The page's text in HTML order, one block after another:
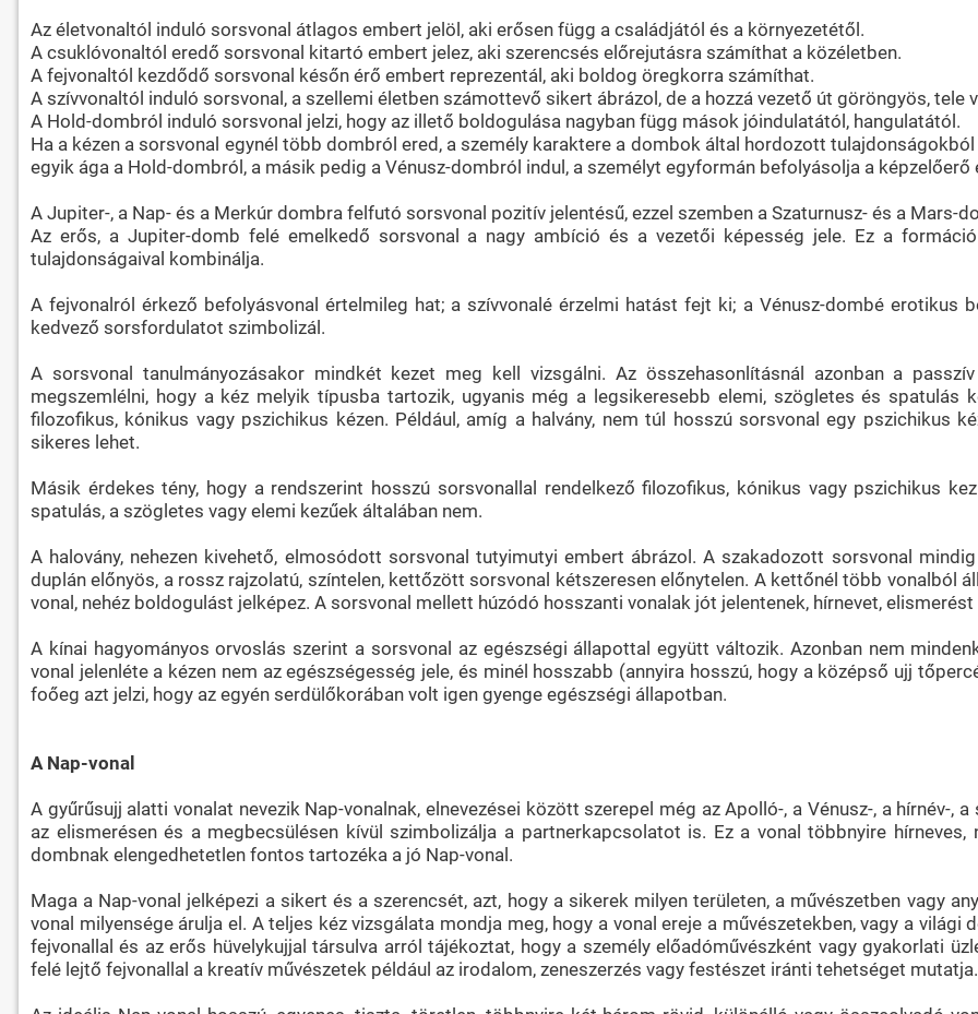
Az életvonaltól induló sorsvonal átlagos embert jelöl, aki erősen függ a családjától és a környezetétől.
A csuklóvonaltól eredő sorsvonal kitartó embert jelez, aki szerencsés előrejutásra számíthat a közéletben.
A fejvonaltól kezdődő sorsvonal későn érő embert reprezentál, aki boldog öregkorra számíthat.
A szívvonaltól induló sorsvonal, a szellemi életben számottevő sikert ábrázol, de a hozzá vezető út göröngyös, tele
A Hold-dombról induló sorsvonal jelzi, hogy az illető boldogulása nagyban függ mások jóindulatától, hangulatától.
Ha a kézen a sorsvonal egynél több dombról ered, a személy karaktere a dombok által hordozott
egyik ága a Hold-dombról, a másik pedig a Vénusz-dombról indul, a személyt egyformán befolyásolja a képzelőerő
A Jupiter-, a Nap- és a Merkúr dombra felfutó sorsvonal pozitív jelentésű, ezzel szemben a Szaturnusz- és a Mars-
Az erős, a Jupiter-domb felé emelkedő sorsvonal a nagy ambíció és a vezetői képesség jele. Ez a
tulajdonságaival kombinálja.
A fejvonalról érkező befolyásvonal értelmileg hat; a szívvonalé érzelmi hatást fejt ki; a Vénusz-dombé erotikus
kedvező sorsfordulatot szimbolizál.
A sorsvonal tanulmányozásakor mindkét kezet meg kell vizsgálni. Az összehasonlításnál azonban a
megszemlélni, hogy a kéz melyik típusba tartozik, ugyanis még a legsikeresebb elemi, szögletes és
filozofikus, kónikus vagy pszichikus kézen. Például, amíg a halvány, nem túl hosszú sorsvonal egy pszichikus
sikeres lehet.
Másik érdekes tény, hogy a rendszerint hosszú sorsvonallal rendelkező filozofikus, kónikus vagy pszichikus
spatulás, a szögletes vagy elemi kezűek általában nem.
A halovány, nehezen kivehető, elmosódott sorsvonal tutyimutyi embert ábrázol. A szakadozott sorsvonal
duplán előnyös, a rossz rajzolatú, színtelen, kettőzött sorsvonal kétszeresen előnytelen. A kettőnél több vonalból
vonal, nehéz boldogulást jelképez. A sorsvonal mellett húzódó hosszanti vonalak jót jelentenek, hírnevet,
A kínai hagyományos orvoslás szerint a sorsvonal az egészségi állapottal együtt változik. Azonban nem
vonal jelenléte a kézen nem az egészségesség jele, és minél hosszabb (annyira hosszú, hogy a középső ujj
foőeg azt jelzi, hogy az egyén serdülőkorában volt igen gyenge egészségi állapotban.
A Nap-vonal
A gyűrűsujj alatti vonalat nevezik Nap-vonalnak, elnevezései között szerepel még az Apolló-, a Vénusz-, a hírnév-,
az elismerésen és a megbecsülésen kívül szimbolizálja a partnerkapcsolatot is. Ez a vonal többnyire
dombnak elengedhetetlen fontos tartozéka a jó Nap-vonal.
Maga a Nap-vonal jelképezi a sikert és a szerencsét, azt, hogy a sikerek milyen területen, a művészetben vagy
vonal milyensége árulja el. A teljes kéz vizsgálata mondja meg, hogy a vonal ereje a művészetekben, vagy a világi
fejvonallal és az erős hüvelykujjal társulva arról tájékoztat, hogy a személy előadóművészként vagy gyakorlati
felé lejtő fejvonallal a kreatív művészetek például az irodalom, zeneszerzés vagy festészet iránti tehetséget mutatja.